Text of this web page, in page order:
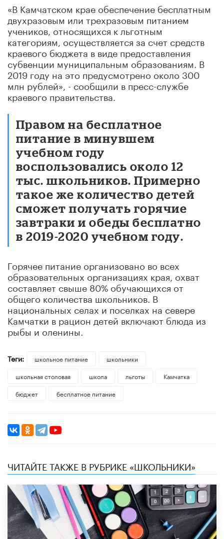
«В Камчатском крае обеспечение бесплатным
двухразовым или трехразовым питанием
учеников, относящихся к льготным
категориям, осуществляется за счет средств
краевого бюджета в виде предоставления
субвенции муниципальным образованиям. В
2019 году на это предусмотрено около 300
млн рублей», - сообщили в пресс-службе
краевого правительства.
Правом на бесплатное
питание в минувшем
учебном году
воспользовались около 12
тыс. школьников. Примерно
такое же количество детей
сможет получать горячие
завтраки и обеды бесплатно
в 2019-2020 учебном году.
Горячее питание организовано во всех
образовательных организациях края, охват
составляет свыше 80% обучающихся от
общего количества школьников. В
национальных селах и поселках на севере
Камчатки в рацион детей включают блюда из
рыбы и оленины.
Теги: школьное питание
школьники
школьная столовая
школа льготы
Камчатка
бюджет
бесплатное питание
ЧИТАЙТЕ ТАКЖЕ В РУБРИКЕ «ШКОЛЬНИКИ»